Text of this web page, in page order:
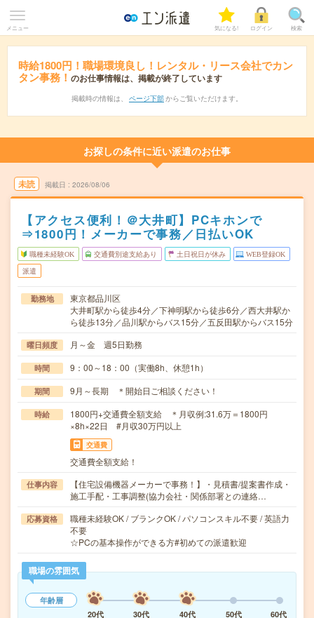
メニュー 気になる! ログイン 検索
時給1800円！職場環境良し！レンタル・リース会社でカン
タン事務！ のお仕事情報は、掲載が終了しています
掲載時の情報は、 ページ下部 からご覧いただけます。
お探しの条件に近い派遣のお仕事
未読 掲載日 2026/08/06
【アクセス便利！＠大井町】PCキホンで
⇒1800円！メーカーで事務／日払いOK
職種未経験OK 交通費別途支給あり 土日祝日が休み WEB登録OK
派遣
勤務地
東京都品川区
大井町駅から徒歩4分／下神明駅から徒歩6分／西大井駅か
ら徒歩13分／品川駅からバス15分／五反田駅からバス15分
曜日頻度 月～金 週5日勤務
時間 9：00～18：00（実働8h、休憩1h）
期間 9月～長期 ＊開始日ご相談ください！
時給
1800円+交通費全額支給 ＊月収例:31.6万＝1800円
×8h×22日 #月収30万円以上
交通費
交通費全額支給！
仕事内容
【住宅設備機器メーカーで事務！】・見積書/提案書作成・
施工手配・工事調整(協力会社・関係部署との連絡…
応募資格
職種未経験OK / ブランクOK / パソコンスキル不要 / 英語力
不要
☆PCの基本操作ができる方#初めての派遣歓迎
職場の雰囲気
年齢層
20代
30代 40代 50代
60代